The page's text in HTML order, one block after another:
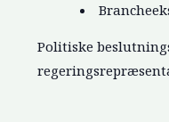
Politiske